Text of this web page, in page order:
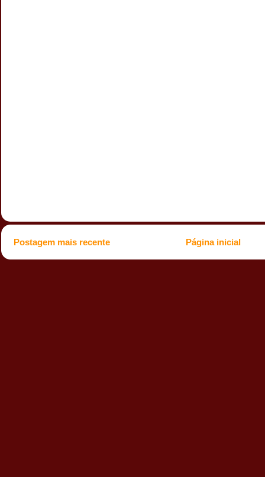
Postagem mais recente Página inicial